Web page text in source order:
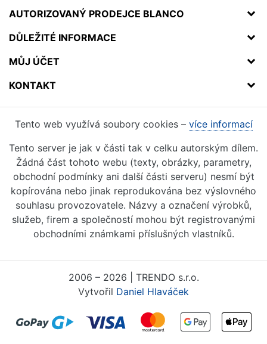
AUTORIZOVANÝ PRODEJCE BLANCO
DŮLEŽITÉ INFORMACE
MŮJ ÚČET
KONTAKT
Tento web využívá soubory cookies – více informací
Tento server je jak v části tak v celku autorským dílem.
Žádná část tohoto webu (texty, obrázky, parametry,
obchodní podmínky ani další části serveru) nesmí být
kopírována nebo jinak reprodukována bez výslovného
souhlasu provozovatele. Názvy a označení výrobků,
služeb, firem a společností mohou být registrovanými
obchodními známkami příslušných vlastníků.
2006 – 2026 | TRENDO s.r.o.
Vytvořil Daniel Hlaváček